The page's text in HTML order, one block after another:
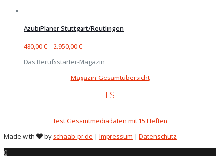
AzubiPlaner Stuttgart/Reutlingen
480,00€– 2.950,00€
Das Berufsstarter-Magazin
Magazin-Gesamtübersicht
TEST
Test Gesamtmediadaten mit 15 Heften
Made with
by schaab-pr.de | Impressum | Datenschutz
0